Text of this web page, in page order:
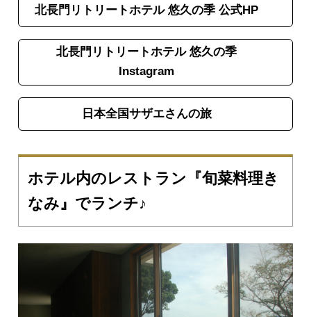
北長門リトリートホテル 悠久の季 公式HP
北長門リトリートホテル 悠久の季
Instagram
日本全国サザエさんの旅
ホテル内のレストラン『旬菜料理き
なみ』でランチ♪